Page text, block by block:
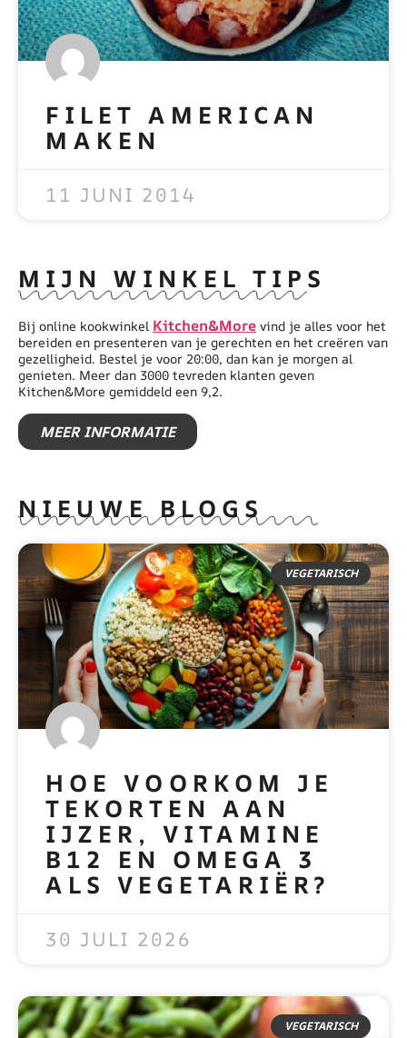
FILET AMERICAN
MAKEN
11 JUNI 2014
MIJN WINKEL TIPS
Bij online kookwinkel Kitchen&More vind je alles voor het
bereiden en presenteren van je gerechten en het creëren van
gezelligheid. Bestel je voor 20:00, dan kan je morgen al
genieten. Meer dan 3000 tevreden klanten geven
Kitchen&More gemiddeld een 9,2.
MEER INFORMATIE
NIEUWE BLOGS
VEGETARISCH
HOE VOORKOM JE
TEKORTEN AAN
IJZER, VITAMINE
B12 EN OMEGA 3
ALS VEGETARIËR?
30 JULI 2026
VEGETARISCH